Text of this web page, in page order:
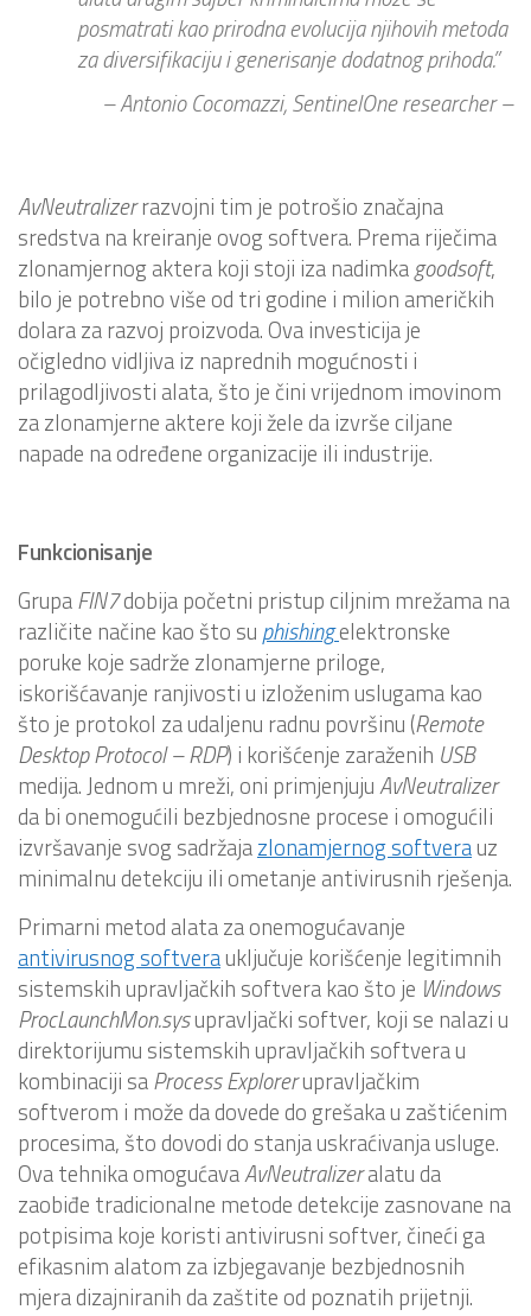
posmatrati kao prirodna evolucija njihovih metoda
za diversifikaciju i generisanje dodatnog prihoda.”
– Antonio Cocomazzi, SentinelOne researcher –
AvNeutralizerrazvojni tim je potrošio značajna
sredstva na kreiranje ovog softvera. Prema riječima
zlonamjernog aktera koji stoji iza nadimkagoodsoft,
bilo je potrebno više od tri godine i milion američkih
dolara za razvoj proizvoda. Ova investicija je
očigledno vidljiva iz naprednih mogućnosti i
prilagodljivosti alata, što je čini vrijednom imovinom
za zlonamjerne aktere koji žele da izvrše ciljane
napade na određene organizacije ili industrije.
Funkcionisanje
GrupaFIN7dobija početni pristup ciljnim mrežama na
različite načine kao što su phishingelektronske
poruke koje sadrže zlonamjerne priloge,
iskorišćavanje ranjivosti u izloženim uslugama kao
što je protokol za udaljenu radnu površinu (Remote
Desktop Protocol – RDP) i korišćenje zaraženih USB
medija. Jednom u mreži, oni primjenjujuAvNeutralizer
da bi onemogućili bezbjednosne procese i omogućili
izvršavanje svog sadržajazlonamjernog softverauz
minimalnu detekciju ili ometanje antivirusnih rješenja.
Primarni metod alata za onemogućavanje
antivirusnog softverauključuje korišćenje legitimnih
sistemskih upravljačkih softvera kao što je Windows
ProcLaunchMon.sysupravljački softver, koji se nalazi u
direktorijumu sistemskih upravljačkih softvera u
kombinaciji saProcess Explorerupravljačkim
softverom i može da dovede do grešaka u zaštićenim
procesima, što dovodi do stanja uskraćivanja usluge.
Ova tehnika omogućavaAvNeutralizeralatu da
zaobiđe tradicionalne metode detekcije zasnovane na
potpisima koje koristi antivirusni softver, čineći ga
efikasnim alatom za izbjegavanje bezbjednosnih
mjera dizajniranih da zaštite od poznatih prijetnji.